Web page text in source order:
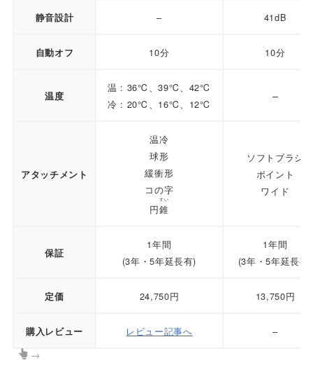
静音設計 – 41dB
自動オフ 10分 10分
温度
温 : 36℃、39℃、42℃
冷 : 20℃、16℃、12℃
–
アタッチメント
温冷
球形
緩衝形
コの字
円錐
すい
ソフトブラシ
ポイント
ワイド
保証
1年間
(3年・5年延長有)
1年間
(3年・5年延長有)
定価 24,750円 13,750円
購入レビュー レビュー記事へ –
→